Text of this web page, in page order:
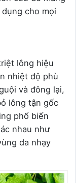
cho mọi
lông hiệu
nhiệt độ phù
và đông lại,
lông tận gốc
phổ biến
nhau như
da nhạy